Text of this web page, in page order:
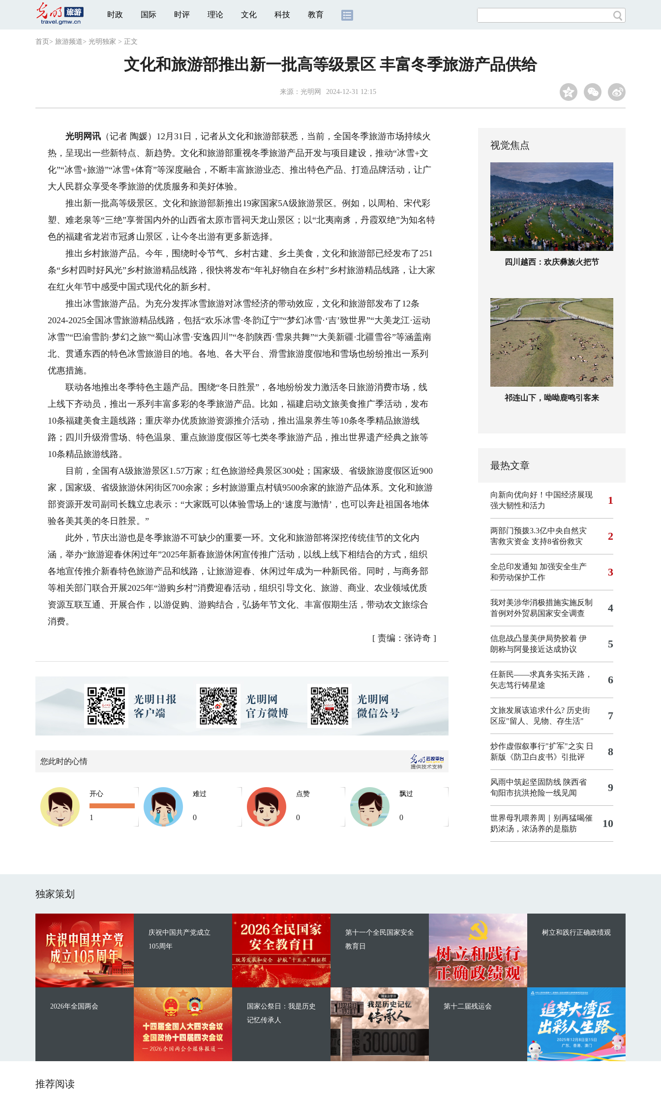
时政 国际 时评 理论 文化 科技 教育
首页 > 旅游频道> 光明独家 > 正文
文化和旅游部推出新一批高等级景区 丰富冬季旅游产品供给
来源： 光明网 2024-12-31 12:15
光明网讯 （记者 陶媛）12月31日，记者从文化和旅游部获悉，当前，全国冬季旅游市场持续火
热，呈现出一些新特点、新趋势。文化和旅游部重视冬季旅游产品开发与项目建设，推动“冰雪+文
化”“冰雪+旅游”“冰雪+体育”等深度融合，不断丰富旅游业态、推出特色产品、打造品牌活动，让广
大人民群众享受冬季旅游的优质服务和美好体验。
推出新一批高等级景区。文化和旅游部新推出19家国家5A级旅游景区。例如，以周柏、宋代彩
塑、难老泉等“三绝”享誉国内外的山西省太原市晋祠天龙山景区；以“北夷南豸，丹霞双绝”为知名特
色的福建省龙岩市冠豸山景区，让今冬出游有更多新选择。
推出乡村旅游产品。今年，围绕时令节气、乡村古建、乡土美食，文化和旅游部已经发布了251
条“乡村四时好风光”乡村旅游精品线路，很快将发布“年礼好物自在乡村”乡村旅游精品线路，让大家
在红火年节中感受中国式现代化的新乡村。
推出冰雪旅游产品。为充分发挥冰雪旅游对冰雪经济的带动效应，文化和旅游部发布了12条
2024-2025全国冰雪旅游精品线路，包括“欢乐冰雪·冬韵辽宁”“梦幻冰雪·‘吉’致世界”“大美龙江·运动
冰雪”“巴渝雪韵·梦幻之旅”“蜀山冰雪·安逸四川”“冬韵陕西·雪泉共舞”“大美新疆·北疆雪谷”等涵盖南
北、贯通东西的特色冰雪旅游目的地。各地、各大平台、滑雪旅游度假地和雪场也纷纷推出一系列
优惠措施。
联动各地推出冬季特色主题产品。围绕“冬日胜景”，各地纷纷发力激活冬日旅游消费市场，线
上线下齐动员，推出一系列丰富多彩的冬季旅游产品。比如，福建启动文旅美食推广季活动，发布
10条福建美食主题线路；重庆举办优质旅游资源推介活动，推出温泉养生等10条冬季精品旅游线
路；四川升级滑雪场、特色温泉、重点旅游度假区等七类冬季旅游产品，推出世界遗产经典之旅等
10条精品旅游线路。
目前，全国有A级旅游景区1.57万家；红色旅游经典景区300处；国家级、省级旅游度假区近900
家，国家级、省级旅游休闲街区700余家；乡村旅游重点村镇9500余家的旅游产品体系。文化和旅游
部资源开发司副司长魏立忠表示：“大家既可以体验雪场上的‘速度与激情’，也可以奔赴祖国各地体
验各美其美的冬日胜景。”
此外，节庆出游也是冬季旅游不可缺少的重要一环。文化和旅游部将深挖传统佳节的文化内
涵，举办“旅游迎春休闲过年”2025年新春旅游休闲宣传推广活动，以线上线下相结合的方式，组织
各地宣传推介新春特色旅游产品和线路，让旅游迎春、休闲过年成为一种新民俗。同时，与商务部
等相关部门联合开展2025年“游购乡村”消费迎春活动，组织引导文化、旅游、商业、农业领域优质
资源互联互通、开展合作，以游促购、游购结合，弘扬年节文化、丰富假期生活，带动农文旅综合
消费。
[ 责编：张诗奇]
您此时的心情
开心
1
难过
0
点赞
0
飘过
0
视觉焦点
四川越西：欢庆彝族火把节
祁连山下，呦呦鹿鸣引客来
最热文章
向新向优向好！中国经济展现
强大韧性和活力
1
两部门预拨3.3亿中央自然灾
害救灾资金 支持8省份救灾
2
全总印发通知 加强安全生产
和劳动保护工作
3
我对美涉华消极措施实施反制
首例对外贸易国家安全调查
4
信息战凸显美伊局势胶着 伊
朗称与阿曼接近达成协议
5
任新民——求真务实拓天路，
矢志笃行铸星途
6
文旅发展该追求什么? 历史街
区应"留人、见物、存生活"
7
炒作虚假叙事行"扩军"之实 日
新版《防卫白皮书》引批评
8
风雨中筑起坚固防线 陕西省
旬阳市抗洪抢险一线见闻
9
世界母乳喂养周｜别再猛喝催
奶浓汤，浓汤养的是脂肪
10
独家策划
庆祝中国共产党成立
105周年
2026年全国两会
第十一个全民国家安全
教育日
国家公祭日：我是历史
记忆传承人
树立和践行正确政绩观
第十二届残运会
推荐阅读